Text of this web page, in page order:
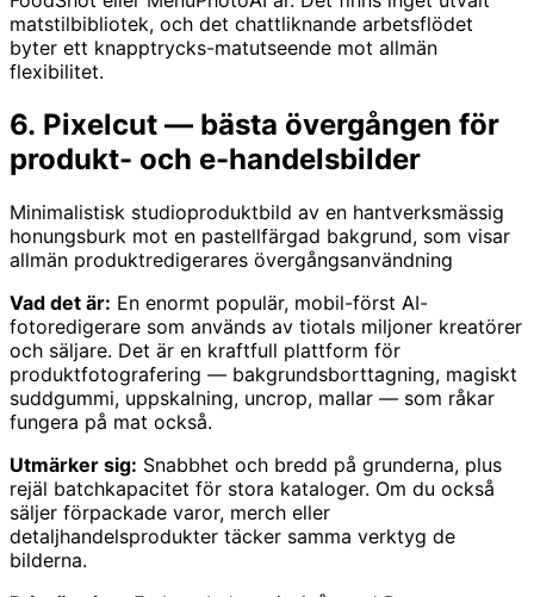
matstilbibliotek, och det chattliknande arbetsflödet
byter ett knapptrycks-matutseende mot allmän
flexibilitet.
6. Pixelcut — bästa övergången för
produkt- och e-handelsbilder
Minimalistisk studioproduktbild av en hantverksmässig
honungsburk mot en pastellfärgad bakgrund, som visar
allmän produktredigerares övergångsanvändning
Vad det är: En enormt populär, mobil-först AI-
fotoredigerare som används av tiotals miljoner kreatörer
och säljare. Det är en kraftfull plattform för
produktfotografering — bakgrundsborttagning, magiskt
suddgummi, uppskalning, uncrop, mallar — som råkar
fungera på mat också.
Utmärker sig: Snabbhet och bredd på grunderna, plus
rejäl batchkapacitet för stora kataloger. Om du också
säljer förpackade varor, merch eller
detaljhandelsprodukter täcker samma verktyg de
bilderna.